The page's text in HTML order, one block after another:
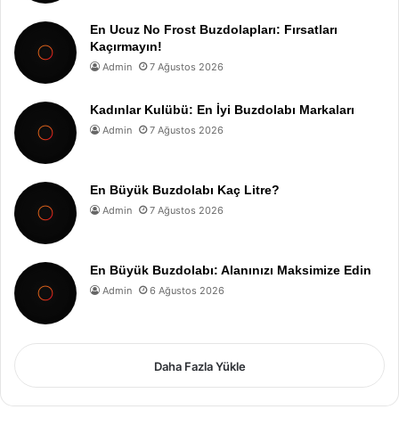
En Ucuz No Frost Buzdolapları: Fırsatları
Kaçırmayın!
Admin 7 Ağustos 2026
Kadınlar Kulübü: En İyi Buzdolabı Markaları
Admin 7 Ağustos 2026
En Büyük Buzdolabı Kaç Litre?
Admin 7 Ağustos 2026
En Büyük Buzdolabı: Alanınızı Maksimize Edin
Admin 6 Ağustos 2026
Daha Fazla Yükle